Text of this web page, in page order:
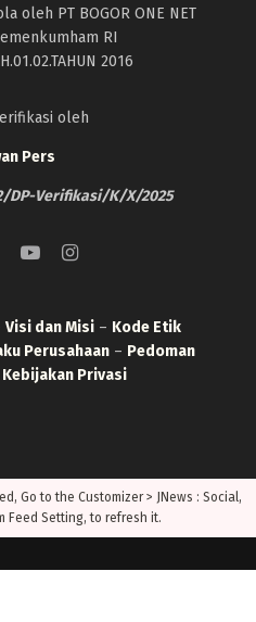
oleh PT BOGOR ONE NET
RI
2016
oleh
Pers
DP-Verifikasi/K/X/2025
Visi dan Misi – Kode Etik
Perusahaan – Pedoman
Kebijakan Privasi
Go to the Customizer > JNews : Social,
Feed Setting, to refresh it.